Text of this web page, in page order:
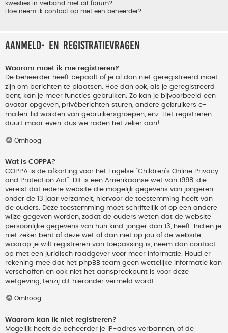
kwesties in verband met dit forum?
Hoe neem ik contact op met een beheerder?
Aanmeld- en registratievragen
Waarom moet ik me registreren?
De beheerder heeft bepaalt of je al dan niet geregistreerd moet
zijn om berichten te plaatsen. Hoe dan ook, als je geregistreerd
bent, kan je meer functies gebruiken. Zo kan je bijvoorbeeld een
avatar opgeven, privéberichten sturen, andere gebruikers e-
mailen, lid worden van gebruikersgroepen, enz. Het registreren
duurt maar even, dus we raden het zeker aan!
Omhoog
Wat is COPPA?
COPPA is de afkorting voor het Engelse "Children’s Online Privacy
and Protection Act". Dit is een Amerikaanse wet van 1998, die
vereist dat iedere website die mogelijk gegevens van jongeren
onder de 13 jaar verzamelt, hiervoor de toestemming heeft van
de ouders. Deze toestemming moet schriftelijk of op een andere
wijze gegeven worden, zodat de ouders weten dat de website
persoonlijke gegevens van hun kind, jonger dan 13, heeft. Indien je
niet zeker bent of deze wet al dan niet op jou of de website
waarop je wilt registreren van toepassing is, neem dan contact
op met een juridisch raadgever voor meer informatie. Houd er
rekening mee dat het phpBB team geen wettelijke informatie kan
verschaffen en ook niet het aanspreekpunt is voor deze
wetgeving, tenzij dit hieronder vermeld wordt.
Omhoog
Waarom kan ik niet registreren?
Mogelijk heeft de beheerder je IP-adres verbannen, of de